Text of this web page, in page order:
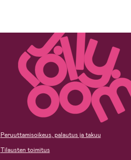
Peruuttamisoikeus, palautus ja takuu
Tilausten toimitus